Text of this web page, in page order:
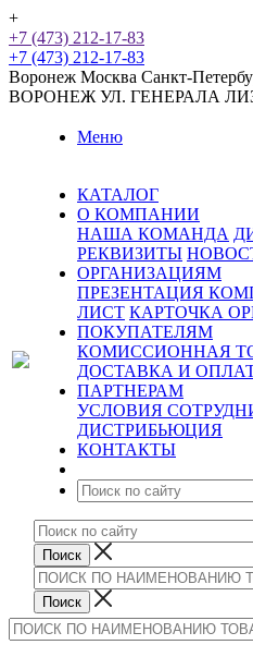
+
+7 (473) 212-17-83
+7 (473) 212-17-83
Воронеж Москва Санкт-
ВОРОНЕЖ УЛ. ГЕНЕРАЛА
Меню
КАТАЛОГ
О КОМПАНИИ
НАША КОМАНДА
РЕКВИЗИТЫ
ОРГАНИЗАЦИЯМ
ПРЕЗЕНТАЦИЯ
ЛИСТ КАРТОЧКА
ПОКУПАТЕЛЯМ
КОМИССИОННАЯ
ДОСТАВКА И
ПАРТНЕРАМ
УСЛОВИЯ
ДИСТРИБЬЮЦИЯ
КОНТАКТЫ